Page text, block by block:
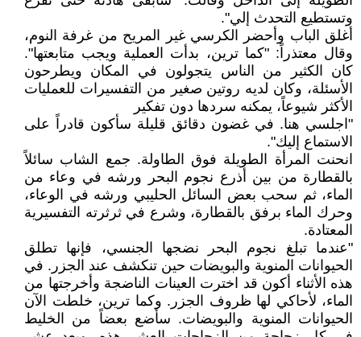
وتستطيع التحدث إلي".
أغلق الباب وأحضر الكرسي غير المريح من غرفة النوم،
وقال معتذراً: "كما ترين، بدأت العملية ويجب متابعتها".
كان الكثير من الناس يتجولون في المكان ويطرحون
الأسئلة، وكان لديه روتين صغير من التفسيرات للعمليات
الأكثر شيوعاً، يمكنه سردها دون تفكير
"اجلسي هنا. في غضون دقائق قليلة سأكون قادراً على
الاستماع إليك".
انحنت المرأة الطويلة فوق الطاولة. جمع الشاب سائلاً
بالقطارة من بين أذرع نجوم البحر ورشه في وعاء من
الماء، ثم سحب بعض السائل الحليبي ورشه في الوعاء،
وحرك الماء برفق بالقطارة، وشرع في ثرثرته التفسيرية
المعتادة.
"عندما تبلغ نجوم البحر نضجها الجنسي، فإنها تطلق
الحيوانات المنوية والبويضات حين تنكشف عند الجزر. في
هذه الأثناء أكون قد اخترت العينات الناضجة وأخرجتها من
الماء، لأحاكي لها ظروف الجزر. وكما ترين، خلطت الآن
الحيوانات المنوية والبويضات. سأضع بعضاً من الخليط